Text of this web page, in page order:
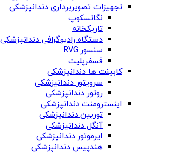
تجهیزات تصویربرداری دندانپزشکی
نگاتسکوپ
تاریکخانه
دستگاه‌ رادیوگرافی دندانپزشکی
سنسور RVG
فسفرپلیت
کابینت ها دندانپزشکی
سرویتور دندانپزشکی
روتور دندانپزشکی
اینسترومنت دندانپزشکی
توربین دندانپزشکی
آنگل دندانپزشکی
ایرموتور دندانپزشکی
هندپیس دندانپزشکی